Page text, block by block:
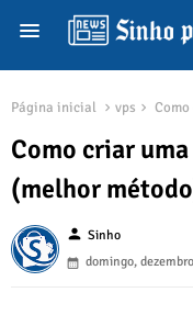
Página inicial vps
Como criar uma
(melhor
person Sinho
domingo,